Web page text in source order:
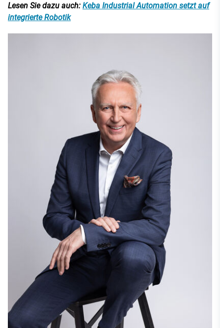
Lesen Sie dazu auch: Keba Industrial Automation setzt auf
integrierte Robotik